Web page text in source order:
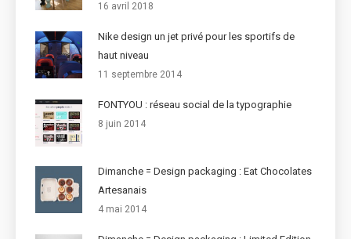
16 avril 2018
Nike design un jet privé pour les sportifs de
haut niveau
11 septembre 2014
FONTYOU : réseau social de la typographie
8 juin 2014
Dimanche = Design packaging : Eat Chocolates
Artesanais
4 mai 2014